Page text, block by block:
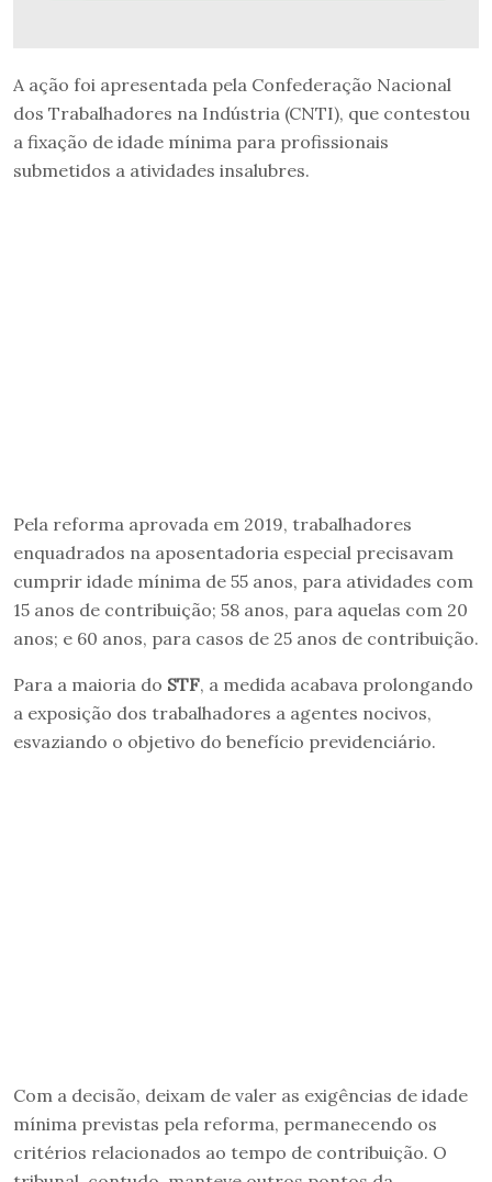
A ação foi apresentada pela Confederação Nacional
dos Trabalhadores na Indústria (CNTI), que contestou
a fixação de idade mínima para profissionais
submetidos a atividades insalubres.
Pela reforma aprovada em 2019, trabalhadores
enquadrados na aposentadoria especial precisavam
cumprir idade mínima de 55 anos, para atividades com
15 anos de contribuição; 58 anos, para aquelas com 20
anos; e 60 anos, para casos de 25 anos de contribuição.
Para a maioria do STF, a medida acabava prolongando
a exposição dos trabalhadores a agentes nocivos,
esvaziando o objetivo do benefício previdenciário.
Com a decisão, deixam de valer as exigências de idade
mínima previstas pela reforma, permanecendo os
critérios relacionados ao tempo de contribuição. O